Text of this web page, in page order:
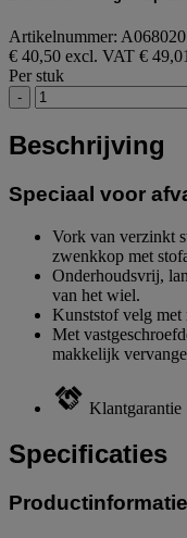
Artikelnummer: A068020
€ 40,50 excl. VAT €
Per stuk
-
Beschrijving
Speciaal voor
Vork van verzinkt
zwenkkop met
Onderhoudsvrij,
van het wiel.
Kunststof velg met
Met
makkelijk
Klantgarantie
Specificaties
Productinformatie